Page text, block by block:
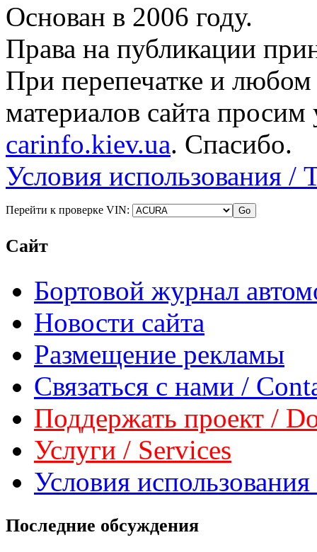
Основан в 2006 году.
Права на публикации
При перепечатке и
материалов сайта просим
carinfo.kiev.ua. Спасибо.
Условия использования /
Перейти к проверке VIN:
Сайт
Бортовой журнал
Новости сайта
Размещение рекламы
Связаться с нами /
Поддержать проект /
Услуги / Services
Условия
Последние обсуждения